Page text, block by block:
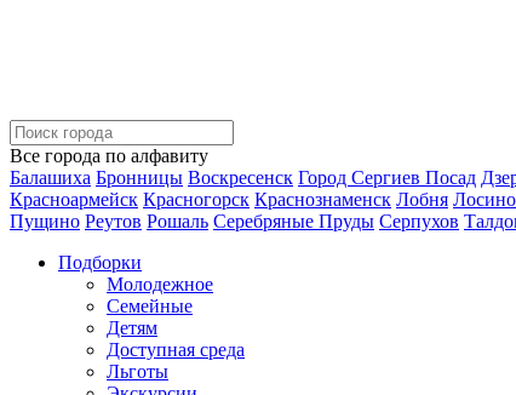
Все города по алфавиту
Балашиха Бронницы Воскресенск Город Сергиев Посад
Красноармейск Красногорск Краснознаменск Лобня
Пущино Реутов Рошаль Серебряные Пруды Серпухов
Подборки
Молодежное
Семейные
Детям
Доступная среда
Льготы